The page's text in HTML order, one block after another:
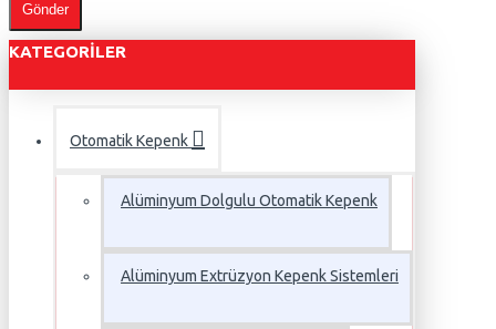
Gönder
KATEGORILER
Otomatik Kepenk
Alüminyum Dolgulu Otomatik Kepenk
Alüminyum Extrüzyon Kepenk Sistemleri